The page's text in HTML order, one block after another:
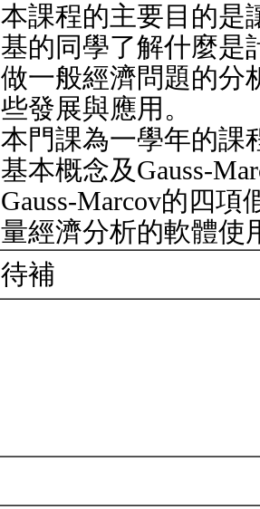
本課程的主要目的是
基的同學了解什麼是
做一般經濟問題的分
些發展與應用。
本門課為一學年的課
基本概念及Gauss-
Gauss-Marcov的四
量經濟分析的軟體使
待補